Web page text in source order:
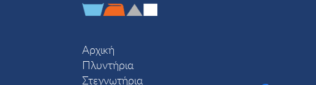
Αρχική
Πλυντήρια
Στεγνωτήρια